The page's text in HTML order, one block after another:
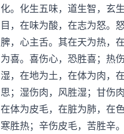
化。化生五味，道生智，玄
目，在味为酸，在志为怒。
脾，心主舌。其在天为热，
为喜。喜伤心，恐胜喜；热
湿，在地为土，在体为肉，
思；湿伤肉，风胜湿；甘伤
在体为皮毛，在脏为肺，在
寒胜热；辛伤皮毛，苦胜辛